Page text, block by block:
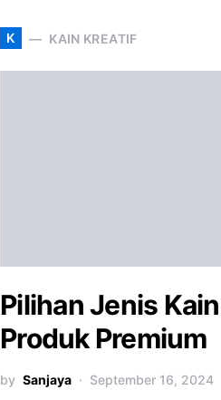
K KAIN KREATIF
Pilihan Jenis
Produk Premium
by Sanjaya September 16, 2024